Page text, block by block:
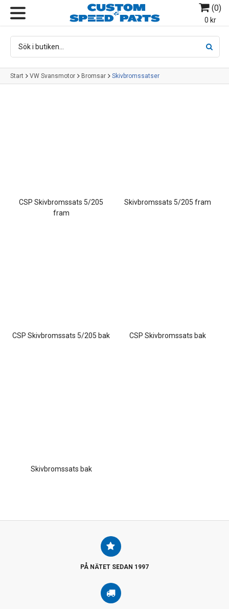
(0)
0 kr
Start VW Svansmotor Bromsar Skivbromssatser
CSP Skivbromssats 5/205
fram
Skivbromssats 5/205 fram
CSP Skivbromssats 5/205 bak CSP Skivbromssats bak
Skivbromssats bak
PÅ NÄTET SEDAN 1997